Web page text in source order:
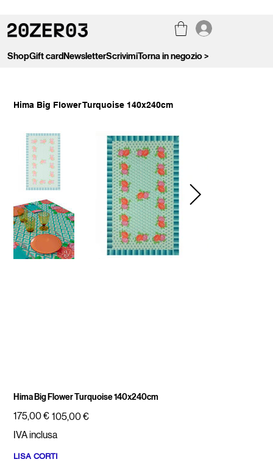
ShopGift cardNewsletterScrivimiTorna in negozio >
Hima Big Flower Turquoise 140x240cm
Hima Big Flower Turquoise 140x240cm
Prezzo
originale
175,00 € Prezzo
scontato
105,00 €
IVA inclusa
LISA CORTI